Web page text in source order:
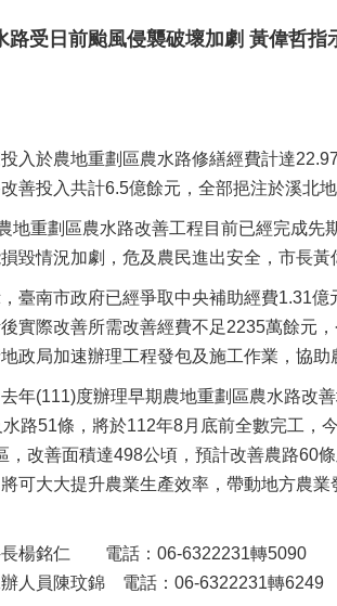
路受日前颱風侵襲破壞加劇 黃偉哲指
入於農地重劃區農水路修繕經費計達
善投入共計6.5億餘元，全部挹注於溪北
地重劃區農水路改善工程目前已經完成
毀情況加劇，危及農民進出安全，市長黃
臺南市政府已經爭取中央補助經費1.31
實際改善所需改善經費不足2235萬餘元
政局加速辦理工程發包及施工作業，協助
年(111)度辦理早期農地重劃區農水路改
路51條，將於112年8月底前全數完工，
，改善面積達498公頃，預計改善農路60
可大大提升農業生產效率，帶動地方農業
長楊銘仁 電話：06-6322231轉5090
人員陳玟錦 電話：06-6322231轉6249